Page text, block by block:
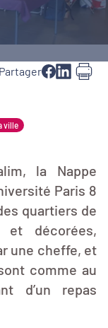
Partager
ville
la Nappe
Paris 8
quartiers de
et décorées,
une cheffe, et
comme au
d’un repas